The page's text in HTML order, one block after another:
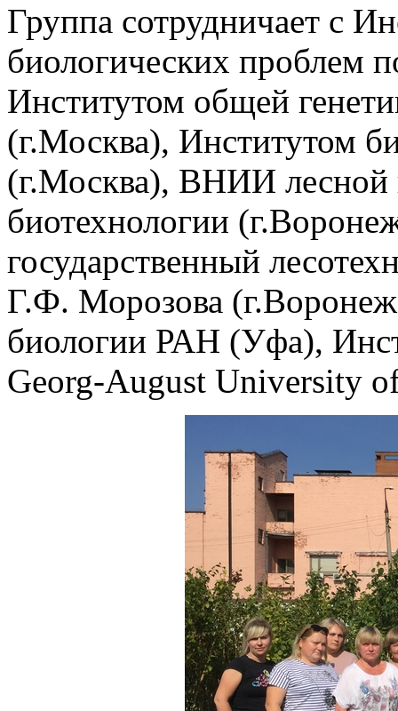
Группа сотрудничает с
биологических проблем
Институтом общей
(г.Москва), Институтом
(г.Москва), ВНИИ лесной
биотехнологии
государственный
Г.Ф. Морозова
биологии РАН (Уфа),
Georg-August University